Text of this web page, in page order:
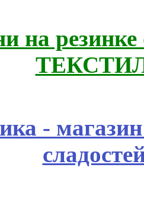
на
-